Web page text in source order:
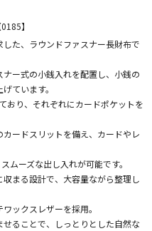
】
た、ラウンドファスナー長財布で
ー式の小銭入れを配置し、小銭の
ています。
おり、それぞれにカードポケットを
ードスリットを備え、カードやレ
ムーズな出し入れが可能です。
まる設計で、大容量ながら整理し
ックスレザーを採用。
ることで、しっとりとした自然な